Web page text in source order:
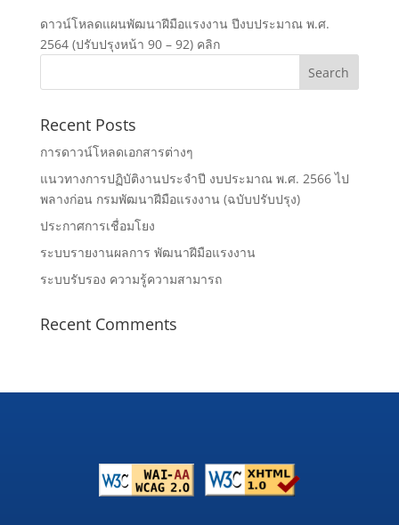
ดาวน์โหลดแผนพัฒนาฝีมือแรงงาน ปีงบประมาณ พ.ศ.
2564 (ปรับปรุงหน้า 90 – 92) คลิก
Recent Posts
การดาวน์โหลดเอกสารต่างๆ
แนวทางการปฏิบัติงานประจำปี งบประมาณ พ.ศ. 2566 ไป
พลางก่อน กรมพัฒนาฝีมือแรงงาน (ฉบับปรับปรุง)
ประกาศการเชื่อมโยง
ระบบรายงานผลการ พัฒนาฝีมือแรงงาน
ระบบรับรอง ความรู้ความสามารถ
Recent Comments